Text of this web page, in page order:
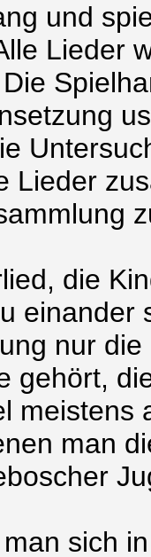
und
Lieder
Lieder
die
einander
nur
gehört,
meistens
man
sich